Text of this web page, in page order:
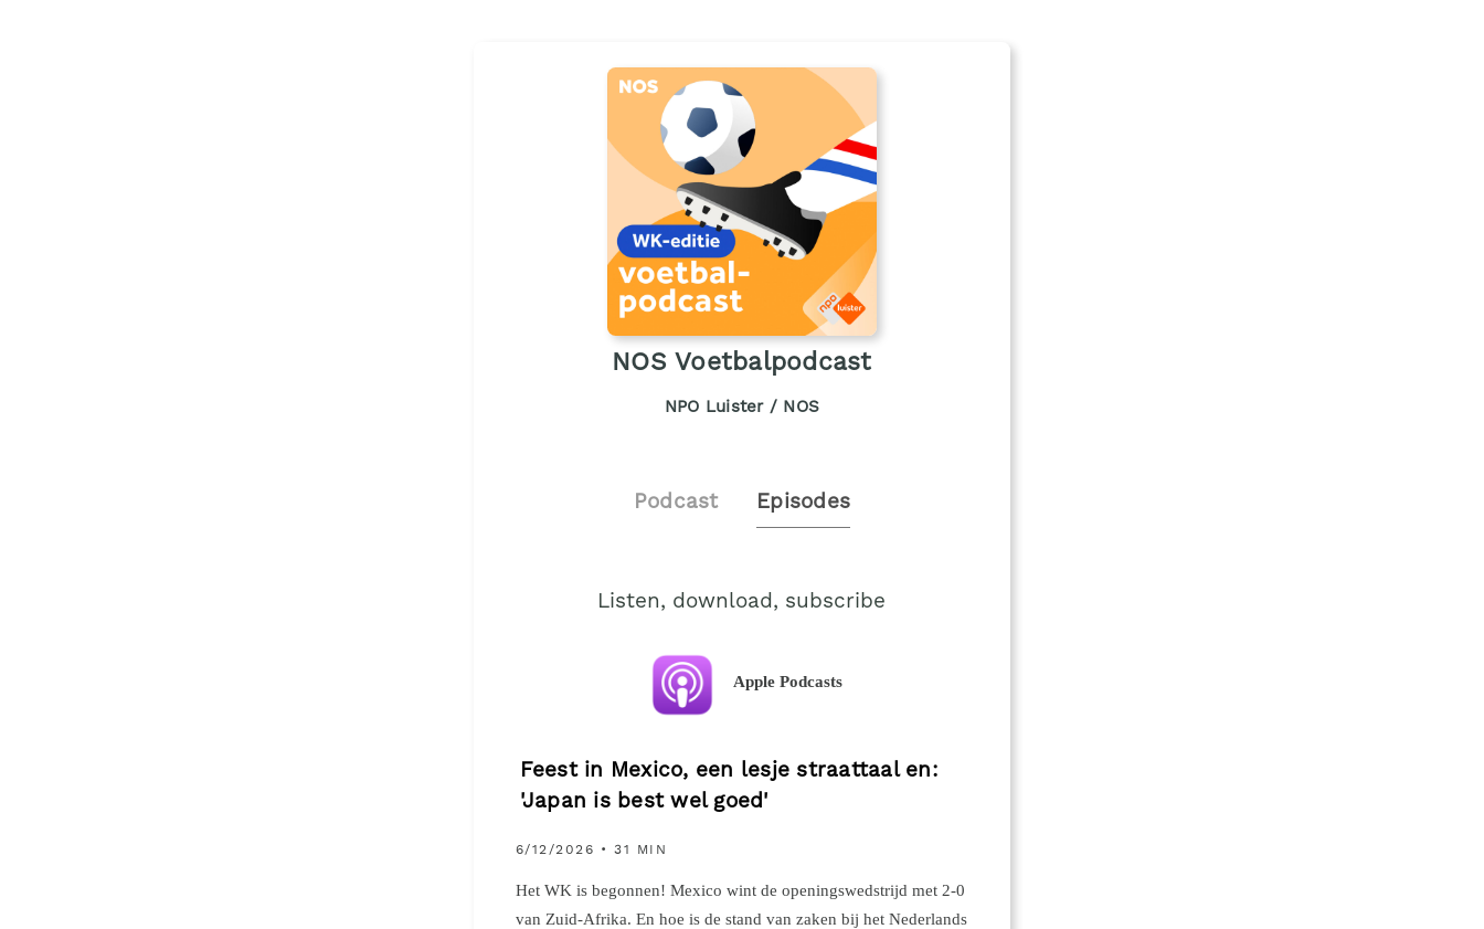
NOS Voetbalpodcast
NPO Luister / NOS
Podcast Episodes
Listen, download, subscribe
Apple Podcasts
Feest in Mexico, een lesje straattaal en:
'Japan is best wel goed'
6/12/2026 • 31 MIN
Het WK is begonnen! Mexico wint de openingswedstrijd met 2-0
van Zuid-Afrika. En hoe is de stand van zaken bij het Nederlands